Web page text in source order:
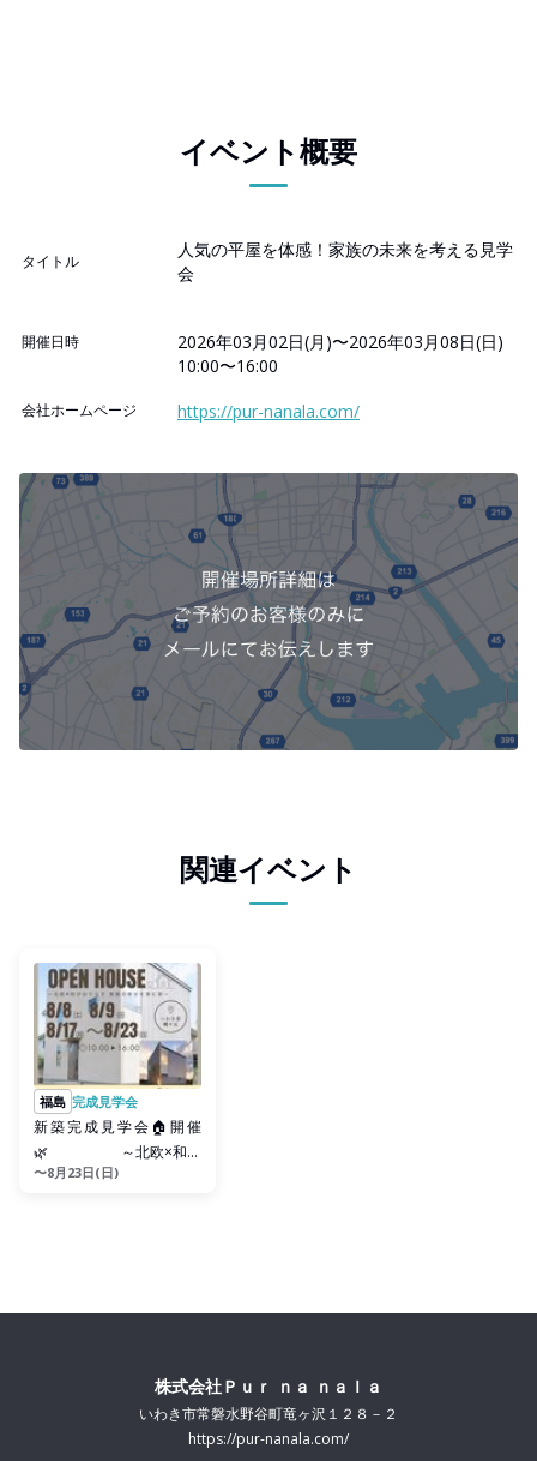
イベント概要
タイトル
人気の平屋を体感！家族の未来を考える見学
会
開催日時
2026年03月02日(月)〜2026年03月08日(日)
10:00〜16:00
会社ホームページ https://pur-nanala.com/
関連イベント
福島 完成見学会
新築完成見学会🏠開催
🌿 ～北欧×和が
おりなす 家族の幸せを育
〜8月23日(日)
株式会社Ｐｕｒ ｎａ ｎａｌａ
いわき市常磐水野谷町竜ヶ沢１２８－２
https://pur-nanala.com/